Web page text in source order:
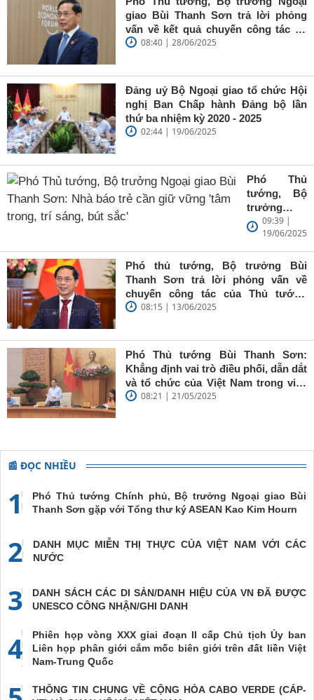
giao Bùi Thanh Sơn trả lời phỏng
vấn về kết quả chuyến công tác tại
Trung Quốc của Thủ tướng Chính
08:40 | 28/06/2025
Đảng uỷ Bộ Ngoại giao tổ chức Hội
nghị Ban Chấp hành Đảng bộ lần
thứ ba nhiệm kỳ 2020 - 2025
02:44 | 19/06/2025
Phó Thủ
tướng, Bộ
trưởng
Ngoại giao
Bùi Thanh
Sơn: Nhà
báo trẻ cần
giữ vững
'tâm trong,
09:39 |
19/06/2025
Phó thủ tướng, Bộ trưởng Bùi
Thanh Sơn trả lời phỏng vấn về
chuyến công tác của Thủ tướng
Chính phủ đến Estonia, Pháp và
08:15 | 13/06/2025
Phó Thủ tướng Bùi Thanh Sơn:
Khẳng định vai trò điều phối, dẫn dắt
và tổ chức của Việt Nam trong việc
đề cao chủ nghĩa đa phương, đoàn
08:21 | 21/05/2025
📰 ĐỌC NHIỀU
1
Phó Thủ tướng Chính phủ, Bộ trưởng Ngoại giao Bùi
Thanh Sơn gặp với Tổng thư ký ASEAN Kao Kim Hourn
2
DANH MỤC MIỄN THỊ THỰC CỦA VIỆT NAM VỚI CÁC
NƯỚC
3
DANH SÁCH CÁC DI SẢN/DANH HIỆU CỦA VN ĐÃ ĐƯỢC
UNESCO CÔNG NHẬN/GHI DANH
4
Phiên họp vòng XXX giai đoạn II cấp Chủ tịch Ủy ban
Liên họp phân giới cắm mốc biên giới trên đất liền Việt
Nam-Trung Quốc
THÔNG TIN CHUNG VỀ CỘNG HÒA CABO VERDE (CÁP-